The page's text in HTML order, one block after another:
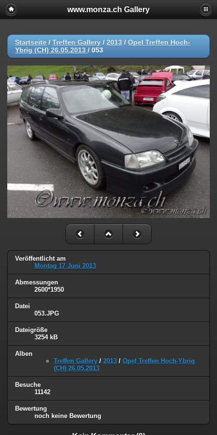
www.monza.ch Gallery
Startseite / Treffen Gallery / 2013 / Opel Treffen Hoch-
Ybrig (CH) 26.05.2013 / 053
Veröffentlicht am
Montag 17 Juni 2013
Abmessungen
2600*1950
Datei
053.JPG
Dateigröße
3254 kB
Alben
Treffen Gallery / 2013 / Opel Treffen Hoch-Ybrig
(CH) 26.05.2013
Besuche
11142
Bewertung
noch keine Bewertung